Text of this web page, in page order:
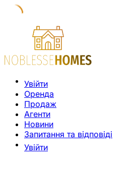
Увійти
Оренда
Продаж
Агенти
Новини
Запитання та відповіді
Увійти